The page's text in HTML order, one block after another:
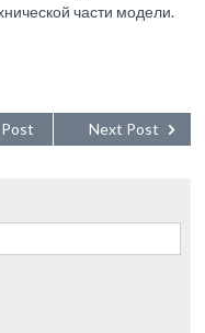
части модели.
Next Post